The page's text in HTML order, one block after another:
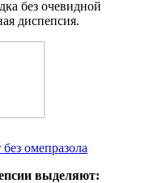
без очевидной
диспепсия.
омепразола
выделяют: